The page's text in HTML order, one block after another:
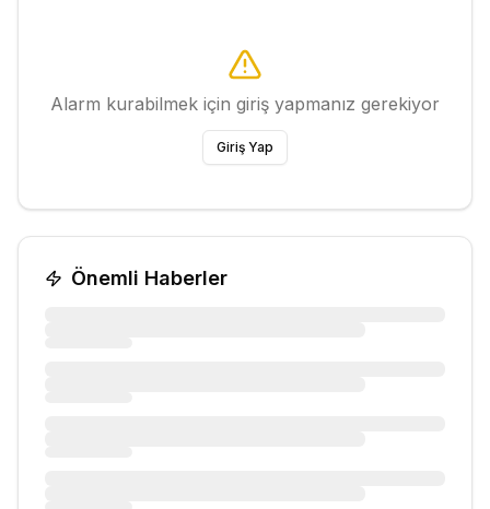
Alarm kurabilmek için giriş yapmanız gerekiyor
Giriş Yap
Önemli Haberler